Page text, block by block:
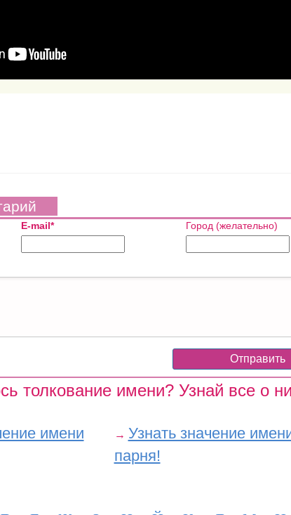
E-mail* Город (желательно)
толкование имени? Узнай все о
имени
→ Узнать значение
парня!